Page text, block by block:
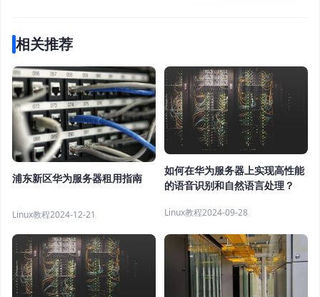
相关推荐
浦东新区华为服务器租用指南
Linux教程2024-12-21
如何在华为服务器上实现高性能
的语音识别和自然语言处理？
Linux教程2024-09-28